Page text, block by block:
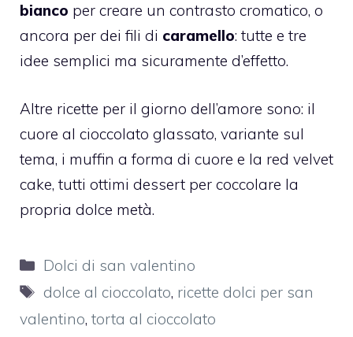
bianco per creare un contrasto cromatico, o
ancora per dei fili di caramello: tutte e tre
idee semplici ma sicuramente d’effetto.
Altre ricette per il giorno dell’amore sono: il
cuore al cioccolato glassato, variante sul
tema, i muffin a forma di cuore e la red velvet
cake, tutti ottimi dessert per coccolare la
propria dolce metà.
Categorie
Dolci di san valentino
Tag
dolce al cioccolato, ricette dolci per san
valentino, torta al cioccolato